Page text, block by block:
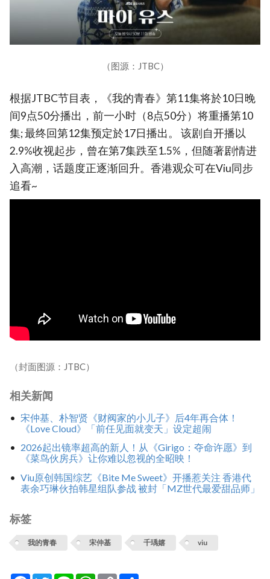
（图源：JTBC）
根据JTBC节目表，《我的青春》第11集将於10日晚
间9点50分播出，前一小时（8点50分）将重播第10
集; 最终回第12集预定於17日播出。 该剧自开播以
2.9%收视起步，曾在第7集跌至1.5%，但随著剧情进
入高潮，话题度正逐渐回升。香港观众可在Viu同步
追看~
（封面图源：JTBC）
相关新闻
宋仲基、朴智贤《财阀家的小儿子》后4年再合体！
《Love Cloud》「前任见面就变天」设定超闹
2026起出镜率超高的新人！从《Girigo：夺命许愿》到
《菜鸟伙房兵》让你难以忽视的全昭映！
Viu原创韩国综艺《Bite Me Sweet》开播惹关注 香港代
表余巧琳伙拍韩星组队参战 被封「MZ世代最爱甜品师」
标签
我的青春 宋仲基 千瑀嬉 viu